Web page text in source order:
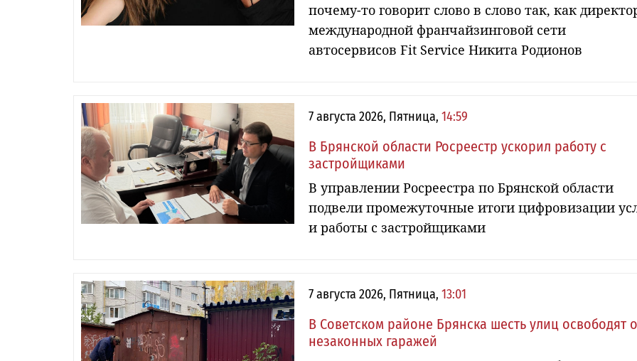
почему-то говорит слово в слово так, как
международной франчайзинговой сети
автосервисов Fit Service Никита Родионов
7 августа 2026, Пятница, 14:59
В Брянской области Росреестр ускорил работу с
застройщиками
В управлении Росреестра по Брянской области
подвели промежуточные итоги цифровизации
и работы с застройщиками
7 августа 2026, Пятница, 13:01
В Советском районе Брянска шесть улиц освободят
незаконных гаражей